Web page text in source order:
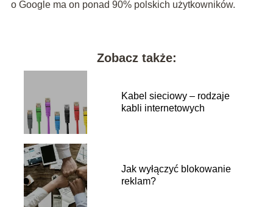
o Google ma on ponad 90% polskich użytkowników.
Zobacz także:
Kabel sieciowy – rodzaje
kabli internetowych
Jak wyłączyć blokowanie
reklam?